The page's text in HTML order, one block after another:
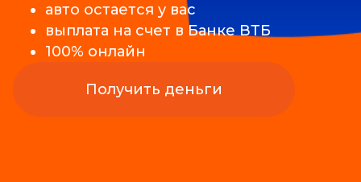
авто остается у вас
выплата на счет в Банке ВТБ
100% онлайн
Получить деньги